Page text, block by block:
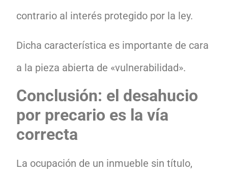
contrario al interés protegido por la ley.
Dicha característica es importante de cara
a la pieza abierta de «vulnerabilidad».
Conclusión: el desahucio
por precario es la vía
correcta
La ocupación de un inmueble sin título,